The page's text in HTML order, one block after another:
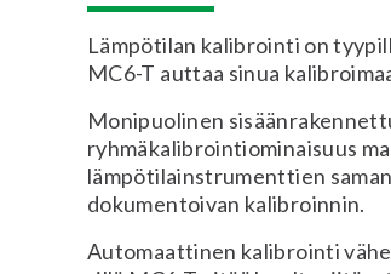
Lämpötilan kalibrointi on
MC6-T auttaa sinua
Monipuolinen
ryhmäkalibrointiominaisuus
lämpötilainstrumenttien
dokumentoivan kalibroinnin.
Automaattinen kalibrointi